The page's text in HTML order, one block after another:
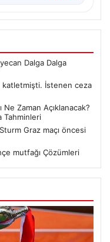
Dalga Dalga
katletmişti. İstenen ceza
Ne Zaman Açıklanacak?
Tahminleri
Graz maçı öncesi
mutfağı Çözümleri